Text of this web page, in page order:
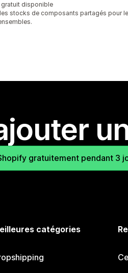
gratuit disponible
stocks de composants partagés pour
gratuitement pendant 3
catégories